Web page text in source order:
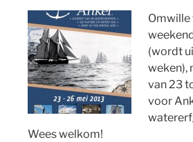
Omwille
(wordt
weken),
van 23
voor
Wees welkom!